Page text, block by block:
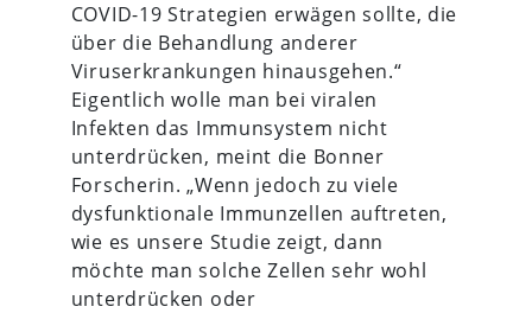
COVID-19 Strategien erwägen sollte, die
über die Behandlung anderer
Viruserkrankungen hinausgehen.“
Eigentlich wolle man bei viralen
Infekten das Immunsystem nicht
unterdrücken, meint die Bonner
Forscherin. „Wenn jedoch zu viele
dysfunktionale Immunzellen auftreten,
wie es unsere Studie zeigt, dann
möchte man solche Zellen sehr wohl
unterdrücken oder